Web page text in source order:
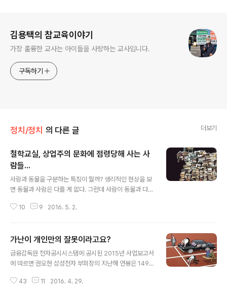
김용택의 참교육이야기
가장 훌륭한 교사는 아이들을 사랑하는 교사입니다.
구독하기
정치/정치 의 다른 글 더보기
철학교실, 상업주의 문화에 점령당해 사는 사
람들...
사람과 동물을 구분하는 특징이 뭘까? 생리적인 현상을 보
면 동물과 사람은 다를 게 없다. 그런데 사람이 동물과 다른
데 있다. 말과 글을 사용하고 구성원간의 소통과 말과 글을
학교실 교안입니다. 문화란 무엇인가? 사람도 동물과 마찬
가지로 추위와 더위, 배고픔 등을 해결하려는 생리적인 욕
구가 있다. 그러나 인간은 동물과 달리 주어진 환경에 적응
효과적인 방안을 찾고 환경을 개선하기도 하고 한다, 이렇
10 9 2016. 5. 2.
가난이 개인만의 잘못이라고요?
금융감독원 전자공시시스템에 공시된 2015년 사업보고서
에 따르면 권오현 삼성전자 부회장의 지난해 연봉은 149
금위원회가 월 소정근로시간인 월소정근로시간인 209시
43 11 2016. 4. 29.